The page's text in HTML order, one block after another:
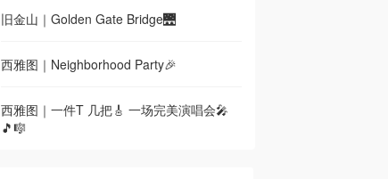
旧金山｜Golden Gate Bridge🌉
西雅图｜Neighborhood Party🎉
西雅图｜一件T 几把🎸 一场完美演唱会🎤
🎵🎼